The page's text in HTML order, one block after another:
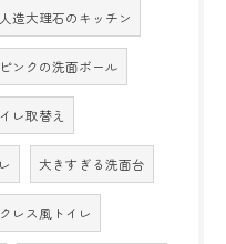
人造大理石のキッチン
ピンクの洗面ボール
イレ取替え
大きすぎる洗面台
レス風トイレ